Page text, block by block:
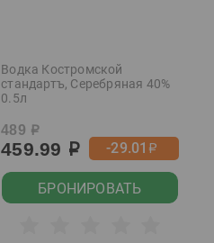
Водка Костромской
стандартъ, Серебряная 40%
0.5л
489 р
459.99 р -29.01 р
БРОНИРОВАТЬ